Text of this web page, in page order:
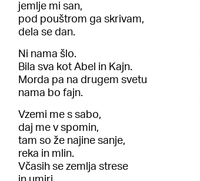
jemlje mi san,
pod pouštrom ga skrivam,
dela se dan.
Ni nama šlo.
Bila sva kot Abel in Kajn.
Morda pa na drugem svetu
nama bo fajn.
Vzemi me s sabo,
daj me v spomin,
tam so že najine sanje,
reka in mlin.
Včasih se zemlja strese